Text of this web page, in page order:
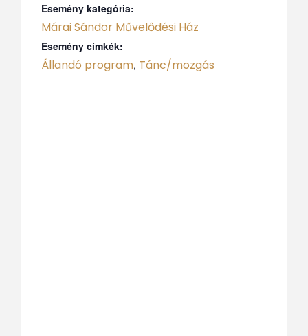
Esemény kategória:
Márai Sándor Művelődési Ház
Esemény címkék:
Állandó program, Tánc/mozgás